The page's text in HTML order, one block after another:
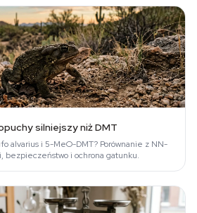
silniejszy niż DMT
alvarius i 5-MeO-DMT? Porównanie z NN-
bezpieczeństwo i ochrona gatunku.